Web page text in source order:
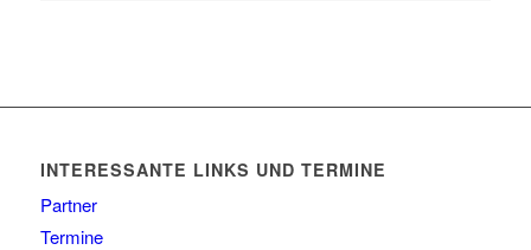
INTERESSANTE LINKS UND TERMINE
Partner
Termine